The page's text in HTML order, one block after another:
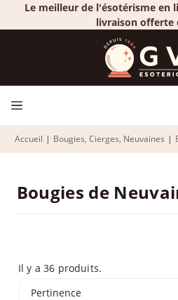
Le meilleur de l'ésotérisme en
livraison offerte
Accueil | Bougies, Cierges, Neuvaines |
Bougies de
Il y a 36 produits.
Pertinence